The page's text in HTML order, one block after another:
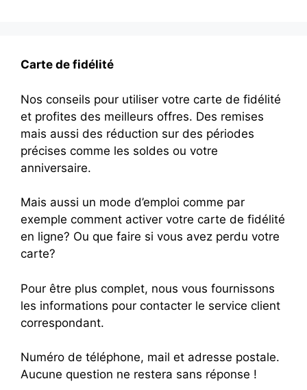
Carte de fidélité
Nos conseils pour utiliser votre carte de fidélité
et profites des meilleurs offres. Des remises
mais aussi des réduction sur des périodes
précises comme les soldes ou votre
anniversaire.
Mais aussi un mode d’emploi comme par
exemple comment activer votre carte de fidélité
en ligne? Ou que faire si vous avez perdu votre
carte?
Pour être plus complet, nous vous fournissons
les informations pour contacter le service client
correspondant.
Numéro de téléphone, mail et adresse postale.
Aucune question ne restera sans réponse !